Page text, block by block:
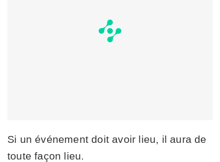
Si un événement doit avoir lieu, il aura de
toute façon lieu.